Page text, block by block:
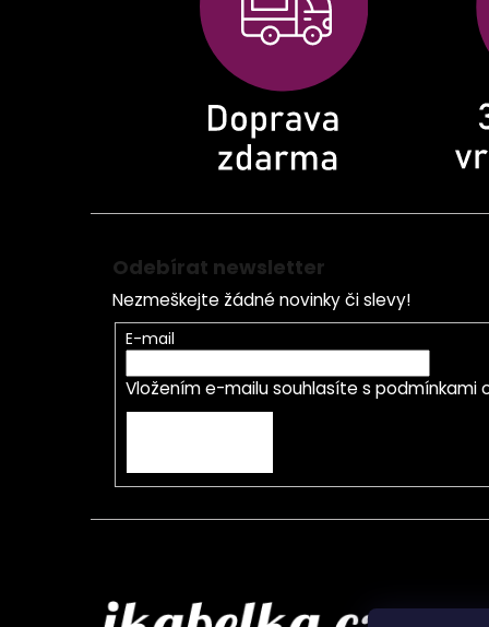
Odebírat newsletter
Nezmeškejte žádné novinky či slevy!
E-mail
Vložením e-mailu souhlasíte s podmínkami